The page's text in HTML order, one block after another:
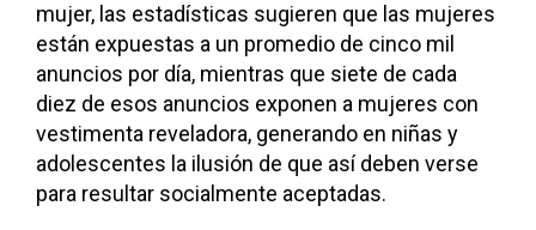
mujer, las estadísticas sugieren que las mujeres
están expuestas a un promedio de cinco mil
anuncios por día, mientras que siete de cada
diez de esos anuncios exponen a mujeres con
vestimenta reveladora, generando en niñas y
adolescentes la ilusión de que así deben verse
para resultar socialmente aceptadas.